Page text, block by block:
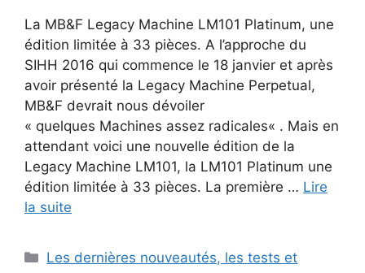
La MB&F Legacy Machine LM101 Platinum, une
édition limitée à 33 pièces. A l’approche du
SIHH 2016 qui commence le 18 janvier et après
avoir présenté la Legacy Machine Perpetual,
MB&F devrait nous dévoiler
« quelques Machines assez radicales« . Mais en
attendant voici une nouvelle édition de la
Legacy Machine LM101, la LM101 Platinum une
édition limitée à 33 pièces. La première … Lire
la suite
Catégories
Les dernières nouveautés, les tests et